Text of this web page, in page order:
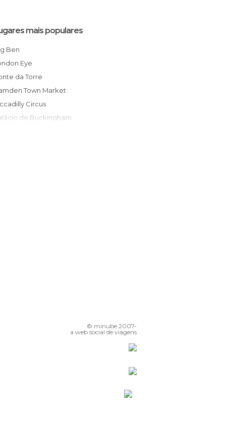
mais populares
Ben
Eye
da Torre
Town Market
Circus
de Buckingham
© minube 2007-
a web social de viagens